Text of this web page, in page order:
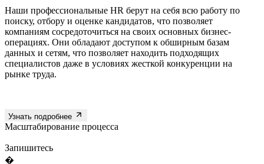
Наши профессиональные HR берут на себя всю работу по
поиску, отбору и оценке кандидатов, что позволяет
компаниям сосредоточиться на своих основных бизнес-
операциях. Они обладают доступом к обширным базам
данных и сетям, что позволяет находить подходящих
специалистов даже в условиях жесткой конкуренции на
рынке труда.
Узнать подробнее
Масштабирование процесса
Запишитесь
�